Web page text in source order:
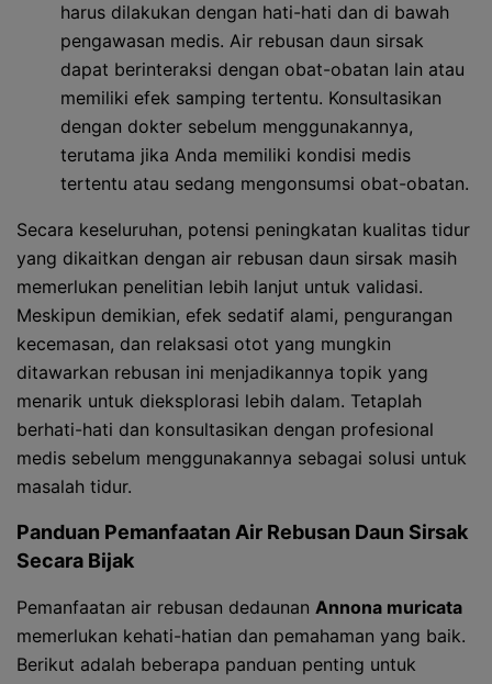
harus dilakukan dengan hati-hati dan di bawah
pengawasan medis. Air rebusan daun sirsak
dapat berinteraksi dengan obat-obatan lain atau
memiliki efek samping tertentu. Konsultasikan
dengan dokter sebelum menggunakannya,
terutama jika Anda memiliki kondisi medis
tertentu atau sedang mengonsumsi obat-obatan.
Secara keseluruhan, potensi peningkatan kualitas tidur
yang dikaitkan dengan air rebusan daun sirsak masih
memerlukan penelitian lebih lanjut untuk validasi.
Meskipun demikian, efek sedatif alami, pengurangan
kecemasan, dan relaksasi otot yang mungkin
ditawarkan rebusan ini menjadikannya topik yang
menarik untuk dieksplorasi lebih dalam. Tetaplah
berhati-hati dan konsultasikan dengan profesional
medis sebelum menggunakannya sebagai solusi untuk
masalah tidur.
Panduan Pemanfaatan Air Rebusan Daun Sirsak
Secara Bijak
Pemanfaatan air rebusan dedaunan Annona muricata
memerlukan kehati-hatian dan pemahaman yang baik.
Berikut adalah beberapa panduan penting untuk